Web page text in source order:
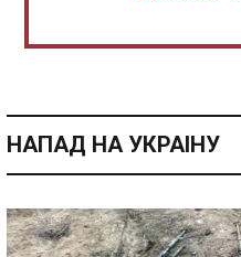
НАПАД НА УКРАІНУ